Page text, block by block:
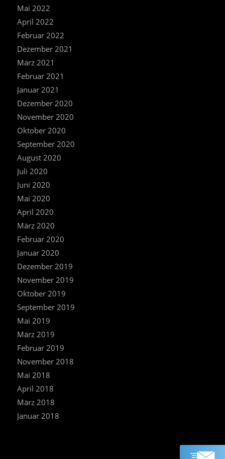
Mai 2022
April 2022
Februar 2022
Dezember 2021
März 2021
Februar 2021
Januar 2021
Dezember 2020
November 2020
Oktober 2020
September 2020
August 2020
Juli 2020
Juni 2020
Mai 2020
April 2020
März 2020
Februar 2020
Januar 2020
Dezember 2019
November 2019
Oktober 2019
September 2019
Mai 2019
März 2019
Februar 2019
November 2018
Mai 2018
April 2018
März 2018
Januar 2018